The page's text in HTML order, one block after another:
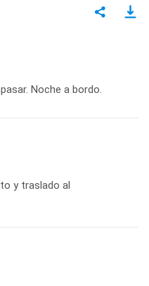
Noche a bordo.
y traslado al